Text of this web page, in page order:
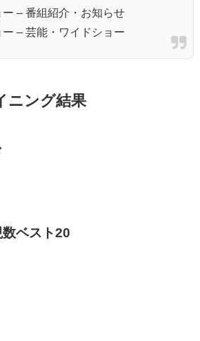
– 番組紹介・お知らせ
– 芸能・ワイドショー
ニング結果
ベスト20